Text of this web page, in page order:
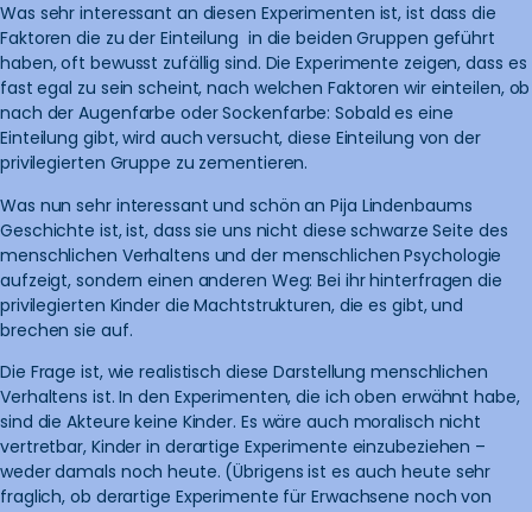
Was sehr interessant an diesen Experimenten ist, ist dass die
Faktoren die zu der Einteilung in die beiden Gruppen geführt
haben, oft bewusst zufällig sind. Die Experimente zeigen, dass es
fast egal zu sein scheint, nach welchen Faktoren wir einteilen, ob
nach der Augenfarbe oder Sockenfarbe: Sobald es eine
Einteilung gibt, wird auch versucht, diese Einteilung von der
privilegierten Gruppe zu zementieren.
Was nun sehr interessant und schön an Pija Lindenbaums
Geschichte ist, ist, dass sie uns nicht diese schwarze Seite des
menschlichen Verhaltens und der menschlichen Psychologie
aufzeigt, sondern einen anderen Weg: Bei ihr hinterfragen die
privilegierten Kinder die Machtstrukturen, die es gibt, und
brechen sie auf.
Die Frage ist, wie realistisch diese Darstellung menschlichen
Verhaltens ist. In den Experimenten, die ich oben erwähnt habe,
sind die Akteure keine Kinder. Es wäre auch moralisch nicht
vertretbar, Kinder in derartige Experimente einzubeziehen –
weder damals noch heute. (Übrigens ist es auch heute sehr
fraglich, ob derartige Experimente für Erwachsene noch von